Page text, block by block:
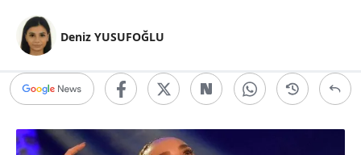
Deniz YUSUFOĞLU